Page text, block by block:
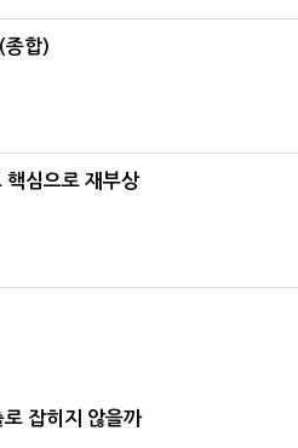
종합)
심으로 재부상
잡히지 않을까